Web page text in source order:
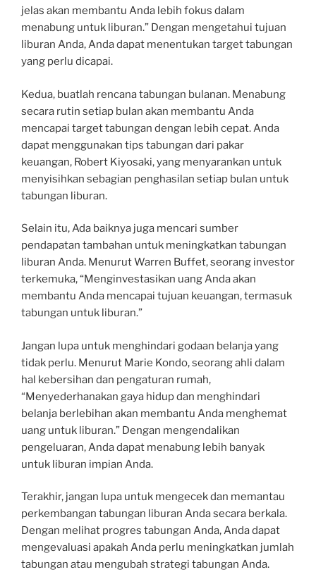
jelas akan membantu Anda lebih fokus dalam
menabung untuk liburan.” Dengan mengetahui tujuan
liburan Anda, Anda dapat menentukan target tabungan
yang perlu dicapai.
Kedua, buatlah rencana tabungan bulanan. Menabung
secara rutin setiap bulan akan membantu Anda
mencapai target tabungan dengan lebih cepat. Anda
dapat menggunakan tips tabungan dari pakar
keuangan, Robert Kiyosaki, yang menyarankan untuk
menyisihkan sebagian penghasilan setiap bulan untuk
tabungan liburan.
Selain itu, Ada baiknya juga mencari sumber
pendapatan tambahan untuk meningkatkan tabungan
liburan Anda. Menurut Warren Buffet, seorang investor
terkemuka, “Menginvestasikan uang Anda akan
membantu Anda mencapai tujuan keuangan, termasuk
tabungan untuk liburan.”
Jangan lupa untuk menghindari godaan belanja yang
tidak perlu. Menurut Marie Kondo, seorang ahli dalam
hal kebersihan dan pengaturan rumah,
“Menyederhanakan gaya hidup dan menghindari
belanja berlebihan akan membantu Anda menghemat
uang untuk liburan.” Dengan mengendalikan
pengeluaran, Anda dapat menabung lebih banyak
untuk liburan impian Anda.
Terakhir, jangan lupa untuk mengecek dan memantau
perkembangan tabungan liburan Anda secara berkala.
Dengan melihat progres tabungan Anda, Anda dapat
mengevaluasi apakah Anda perlu meningkatkan jumlah
tabungan atau mengubah strategi tabungan Anda.